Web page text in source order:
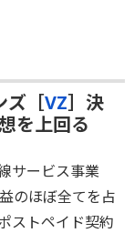
ズ［VZ］決
を上回る
サービス事業
のほぼ全てを占
ストペイド契約